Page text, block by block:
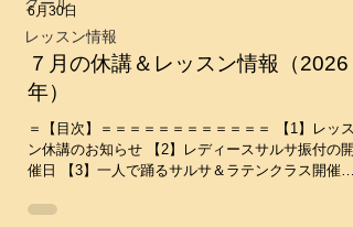
レッスン情報
タイムから参加の方は1500円 ※ドリンク、アルコ
ール類、食事持ち込み自由です。 ★上履き必要
（靴下だと踏まれると危険です） レッスン：
14:10-14:40 Bachata Lesson 14:40-15:20 Salsa
Lesson (レッスンはすべて入門クラスと初級クラス
に分かれてレッスンを行います） 詳細・お申し込
み https://www.salsa-move.com
6月30日
７月の休講＆レッスン情報（2026
年）
＝【目次】＝＝＝＝＝＝＝＝＝＝＝＝ 【1】レッス
ン休講のお知らせ 【2】レディースサルサ振付の開
催日 【3】一人で踊るサルサ＆ラテンクラス開催日
ケジュールはこちらのカレンダーで確認していただ